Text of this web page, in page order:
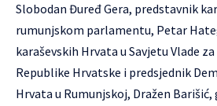
Slobodan Đuređ Gera, predstavnik
rumunjskom parlamentu, Petar
karaševskih Hrvata u Savjetu Vlade
Republike Hrvatske i predsjednik
Hrvata u Rumunjskoj, Dražen